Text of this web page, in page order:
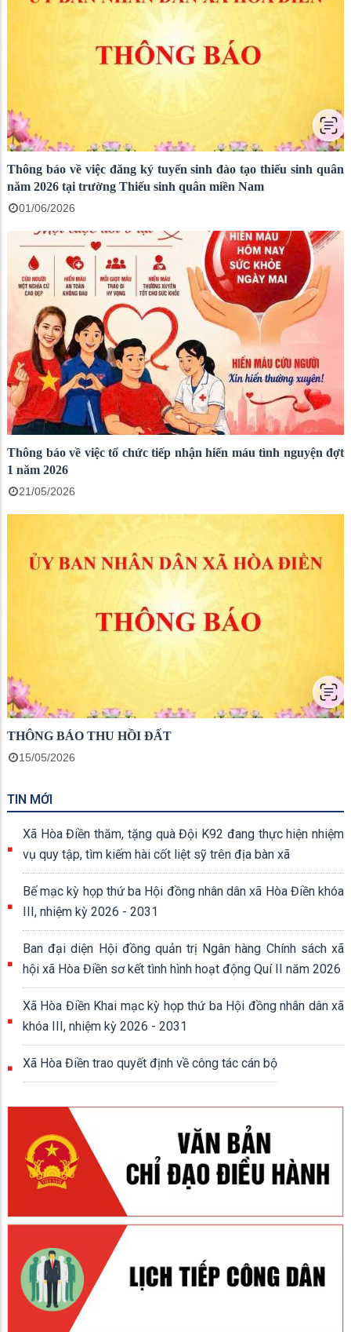
Thông báo về việc đăng ký tuyển sinh đào tạo thiếu sinh quân
năm 2026 tại trường Thiếu sinh quân miền Nam
01/06/2026
Thông báo về việc tổ chức tiếp nhận hiến máu tình nguyện đợt
1 năm 2026
21/05/2026
THÔNG BÁO THU HỒI ĐẤT
15/05/2026
TIN MỚI
Xã Hòa Điền thăm, tặng quà Đội K92 đang thực hiện nhiệm
vụ quy tập, tìm kiếm hài cốt liệt sỹ trên địa bàn xã
Bế mạc kỳ họp thứ ba Hội đồng nhân dân xã Hòa Điền khóa
III, nhiệm kỳ 2026 - 2031
Ban đại diện Hội đồng quản trị Ngân hàng Chính sách xã
hội xã Hòa Điền sơ kết tình hình hoạt động Quí II năm 2026
Xã Hòa Điền Khai mạc kỳ họp thứ ba Hội đồng nhân dân xã
khóa III, nhiệm kỳ 2026 - 2031
Xã Hòa Điền trao quyết định về công tác cán bộ